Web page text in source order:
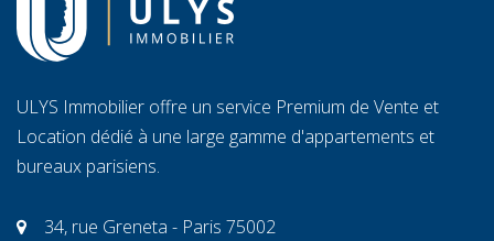
ULYS Immobilier offre un service Premium de Vente et
Location dédié à une large gamme d'appartements et
bureaux parisiens.
34, rue Greneta - Paris 75002